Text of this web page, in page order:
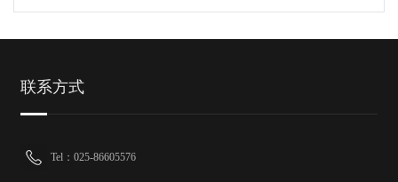
联系方式
Tel：025-86605576